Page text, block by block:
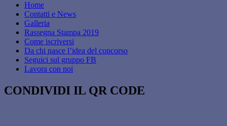
Home
Contatti e News
Galleria
Rassegna Stampa 2019
Come iscriversi
Da chi nasce l’idea del concorso
Seguici sul gruppo FB
Lavora con noi
CONDIVIDI IL QR CODE